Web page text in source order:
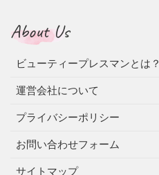
About Us
ビューティープレスマンとは？
運営会社について
プライバシーポリシー
お問い合わせフォーム
サイトマップ